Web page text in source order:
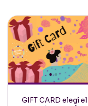
GIFT CARD elegi el